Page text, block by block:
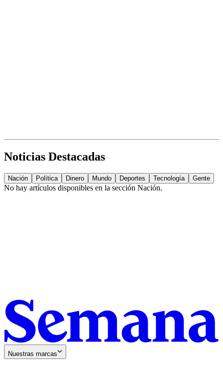
Noticias Destacadas
Nación Política Dinero Mundo Deportes Tecnología Gente
No hay artículos disponibles en la sección Nación.
Nuestras marcas